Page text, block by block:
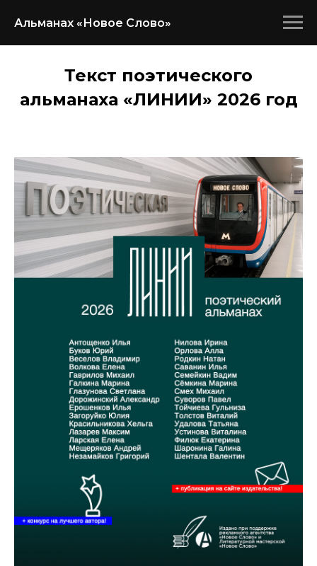
Альманах «Новое Слово»
Текст поэтического
альманаха «ЛИНИИ» 2026 год